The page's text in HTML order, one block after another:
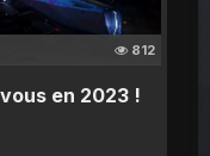
812
en 2023 !